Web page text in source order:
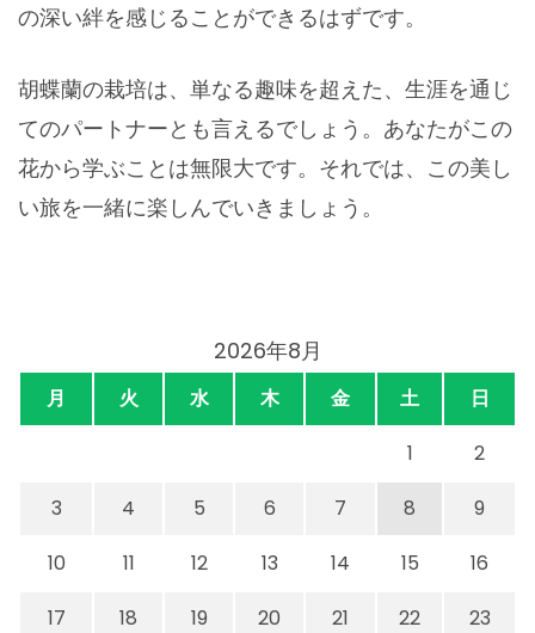
の深い絆を感じることができるはずです。
胡蝶蘭の栽培は、単なる趣味を超えた、生涯を通じ
てのパートナーとも言えるでしょう。あなたがこの
花から学ぶことは無限大です。それでは、この美し
い旅を一緒に楽しんでいきましょう。
2026年8月
月 火 水 木 金 土
日
1
2
3
4 5 6 7 8
9
10
11 12 13 14 15
16
17
18 19 20 21 22
23